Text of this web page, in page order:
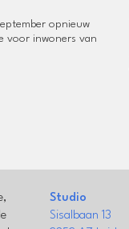
opnieuw
voor inwoners van
Studio
Sisalbaan 13